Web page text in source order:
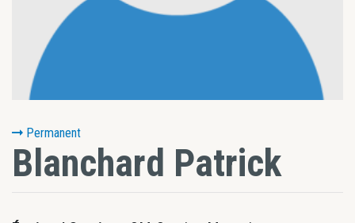
Permanent
Blanchard Patrick